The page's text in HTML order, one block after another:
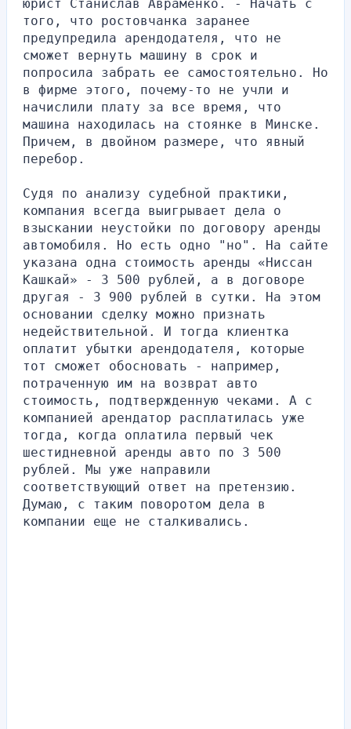
юрист Станислав Авраменко. - Начать с
того, что ростовчанка заранее
предупредила арендодателя, что не
сможет вернуть машину в срок и
попросила забрать ее самостоятельно. Но
в фирме этого, почему-то не учли и
начислили плату за все время, что
машина находилась на стоянке в Минске.
Причем, в двойном размере, что явный
перебор.
Судя по анализу судебной практики,
компания всегда выигрывает дела о
взыскании неустойки по договору аренды
автомобиля. Но есть одно "но". На сайте
указана одна стоимость аренды «Ниссан
Кашкай» - 3 500 рублей, а в договоре
другая - 3 900 рублей в сутки. На этом
основании сделку можно признать
недействительной. И тогда клиентка
оплатит убытки арендодателя, которые
тот сможет обосновать - например,
потраченную им на возврат авто
стоимость, подтвержденную чеками. А с
компанией арендатор расплатилась уже
тогда, когда оплатила первый чек
шестидневной аренды авто по 3 500
рублей. Мы уже направили
соответствующий ответ на претензию.
Думаю, с таким поворотом дела в
компании еще не сталкивались.